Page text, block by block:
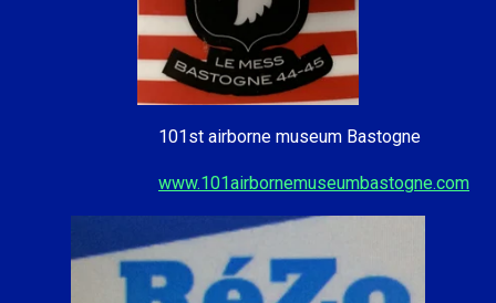
101st airborne museum Bastogne
www.101airbornemuseumbastogne.com